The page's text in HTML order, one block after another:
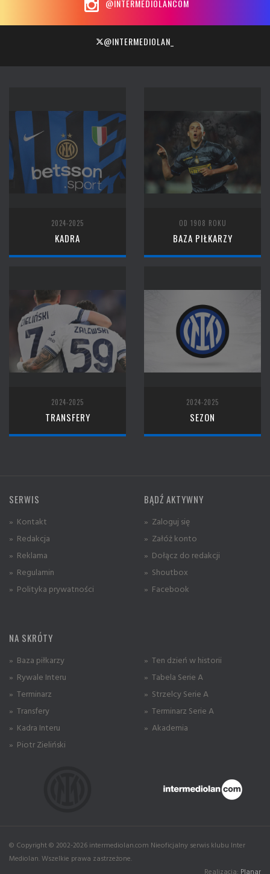
@INTERMEDIOLANCOM
@INTERMEDIOLAN_
2024-2025
KADRA
OD 1908 ROKU
BAZA PIŁKARZY
2024-2025
TRANSFERY
2024-2025
SEZON
SERWIS
» Kontakt
» Redakcja
» Reklama
» Regulamin
» Polityka prywatności
BĄDŹ AKTYWNY
» Zaloguj się
» Załóż konto
» Dołącz do redakcji
» Shoutbox
» Facebook
NA SKRÓTY
» Baza piłkarzy
» Rywale Interu
» Terminarz
» Transfery
» Kadra Interu
» Piotr Zieliński
» Ten dzień w historii
» Tabela Serie A
» Strzelcy Serie A
» Terminarz Serie A
» Akademia
© Copyright © 2002-2026 intermediolan.com Nieoficjalny serwis klubu Inter
Mediolan. Wszelkie prawa zastrzeżone.
Realizacja: Planar